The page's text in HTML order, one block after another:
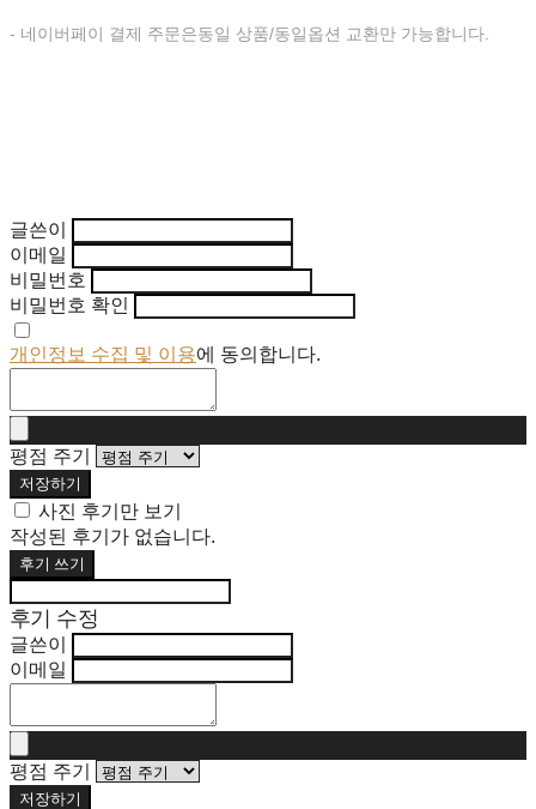
- 네이버페이 결제 주문은동일 상품/동일옵션 교환만 가능합니다.
글쓴이
이메일
비밀번호
비밀번호 확인
개인정보 수집 및 이용에 동의합니다.
평점 주기
저장하기
사진 후기만 보기
작성된 후기가 없습니다.
후기 쓰기
후기 수정
글쓴이
이메일
평점 주기
저장하기